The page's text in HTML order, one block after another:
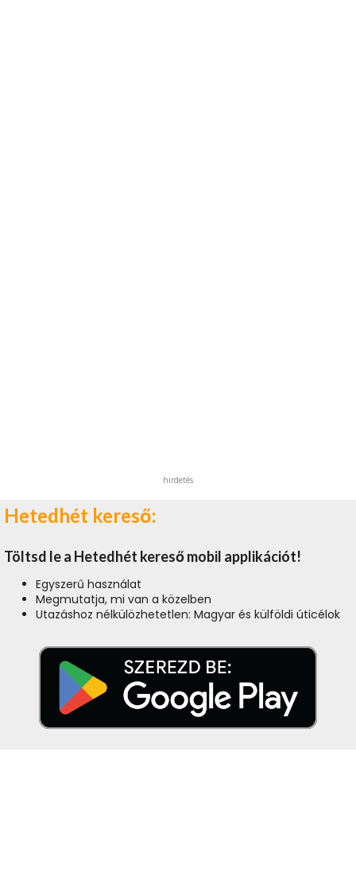
hirdetés
Hetedhét kereső:
Töltsd le a Hetedhét kereső mobil applikációt!
Egyszerű használat
Megmutatja, mi van a közelben
Utazáshoz nélkülözhetetlen: Magyar és külföldi úticélok